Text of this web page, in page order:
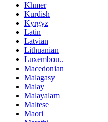
Khmer
Kurdish
Kyrgyz
Latin
Latvian
Lithuanian
Luxembou..
Macedonian
Malagasy
Malay
Malayalam
Maltese
Maori